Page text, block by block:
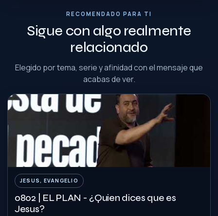
RECOMENDADO PARA TI
Sigue con algo realmente
relacionado
Elegido por tema, serie y afinidad con el mensaje que
acabas de ver.
JESUS, EVANGELIO
0802 | EL PLAN - ¿Quien dices que es
Jesus?